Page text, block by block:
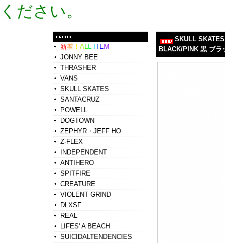
ください。
新着 ！ ALL TEM
JONNY BEE
THRASHER
VANS
SKULL SKATES
SANTACRUZ
POWELL
DOGTOWN
ZEPHYR・JEFF HO
Z-FLEX
INDEPENDENT
ANTIHERO
SPITFIRE
CREATURE
VIOLENT GRIND
DLXSF
REAL
LIFES' A BEACH
SUICIDALTENDENCIES
SKULL
BLACK/PINK 黒 ブラ